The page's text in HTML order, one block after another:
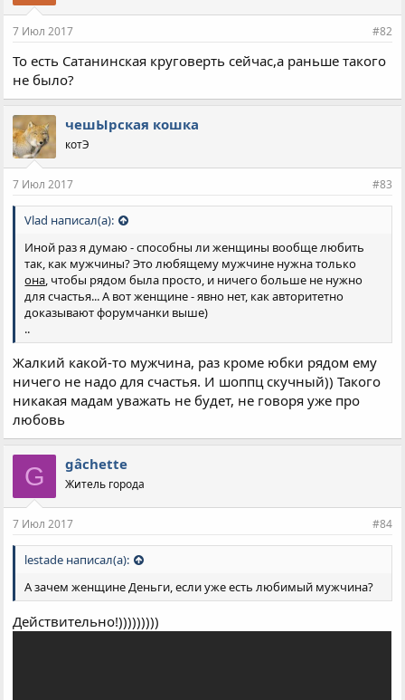
7 Июл 2017 #82
То есть Сатанинская круговерть сейчас,а раньше такого
не было?
чешЫрская кошка
котЭ
7 Июл 2017 #83
Vlad написал(а):
Иной раз я думаю - способны ли женщины вообще любить
так, как мужчины? Это любящему мужчине нужна только
она, чтобы рядом была просто, и ничего больше не нужно
для счастья... А вот женщине - явно нет, как авторитетно
доказывают форумчанки выше)
..
Жалкий какой-то мужчина, раз кроме юбки рядом ему
ничего не надо для счастья. И шоппц скучный)) Такого
никакая мадам уважать не будет, не говоря уже про
любовь
G gâchette
Житель города
7 Июл 2017 #84
lestade написал(а):
А зачем женщине Деньги, если уже есть любимый мужчина?
Действительно!)))))))))